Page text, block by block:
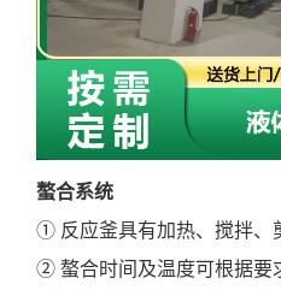
螯合系统
① 反应釜具有加热、搅拌、
② 螯合时间及温度可根据要